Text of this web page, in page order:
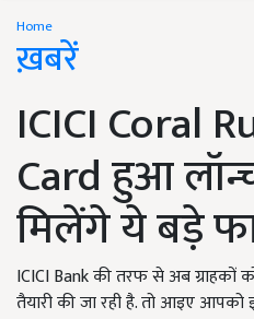
Home
ख़बरें
ICICI Coral
Card हुआ
मिलेंगे ये बड़े
ICICI Bank की तरफ से अब ग्राहकों
तैयारी की जा रही है. तो आइए आपको